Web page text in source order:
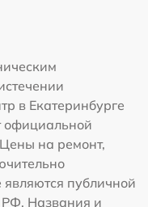
в Екатеринбурге
официальной
на ремонт,
публичной
РФ. Названия и